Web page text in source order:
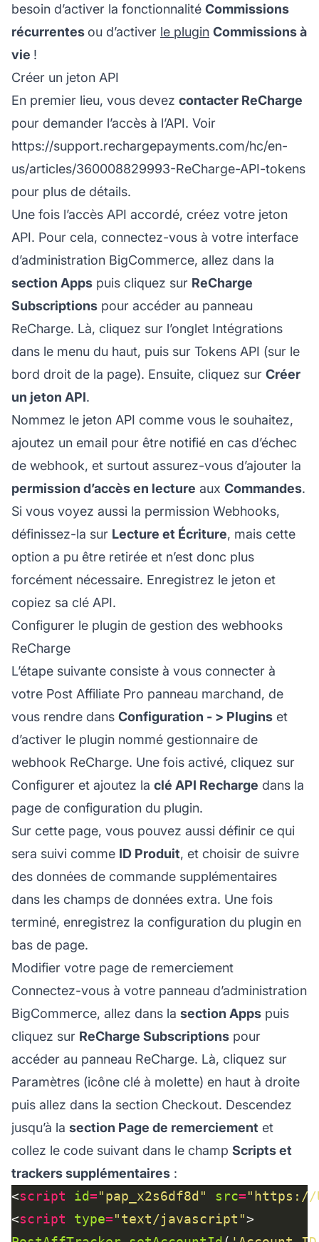
besoin d’activer la fonctionnalité Commissions
récurrentes ou d’activer le plugin Commissions à
vie !
Créer un jeton API
En premier lieu, vous devez contacter ReCharge
pour demander l’accès à l’API. Voir
https://support.rechargepayments.com/hc/en-
us/articles/360008829993-ReCharge-API-tokens
pour plus de détails.
Une fois l’accès API accordé, créez votre jeton
API. Pour cela, connectez-vous à votre interface
d’administration BigCommerce, allez dans la
section Apps puis cliquez sur ReCharge
Subscriptions pour accéder au panneau
ReCharge. Là, cliquez sur l’onglet Intégrations
dans le menu du haut, puis sur Tokens API (sur le
bord droit de la page). Ensuite, cliquez sur Créer
un jeton API.
Nommez le jeton API comme vous le souhaitez,
ajoutez un email pour être notifié en cas d’échec
de webhook, et surtout assurez-vous d’ajouter la
permission d’accès en lecture aux Commandes.
Si vous voyez aussi la permission Webhooks,
définissez-la sur Lecture et Écriture, mais cette
option a pu être retirée et n’est donc plus
forcément nécessaire. Enregistrez le jeton et
copiez sa clé API.
Configurer le plugin de gestion des webhooks
ReCharge
L’étape suivante consiste à vous connecter à
votre Post Affiliate Pro panneau marchand, de
vous rendre dans Configuration - > Plugins et
d’activer le plugin nommé gestionnaire de
webhook ReCharge. Une fois activé, cliquez sur
Configurer et ajoutez la clé API Recharge dans la
page de configuration du plugin.
Sur cette page, vous pouvez aussi définir ce qui
sera suivi comme ID Produit, et choisir de suivre
des données de commande supplémentaires
dans les champs de données extra. Une fois
terminé, enregistrez la configuration du plugin en
bas de page.
Modifier votre page de remerciement
Connectez-vous à votre panneau d’administration
BigCommerce, allez dans la section Apps puis
cliquez sur ReCharge Subscriptions pour
accéder au panneau ReCharge. Là, cliquez sur
Paramètres (icône clé à molette) en haut à droite
puis allez dans la section Checkout. Descendez
jusqu’à la section Page de remerciement et
collez le code suivant dans le champ Scripts et
trackers supplémentaires :
<script id="pap_x2s6df8d" src="https://
<script type="text/javascript"